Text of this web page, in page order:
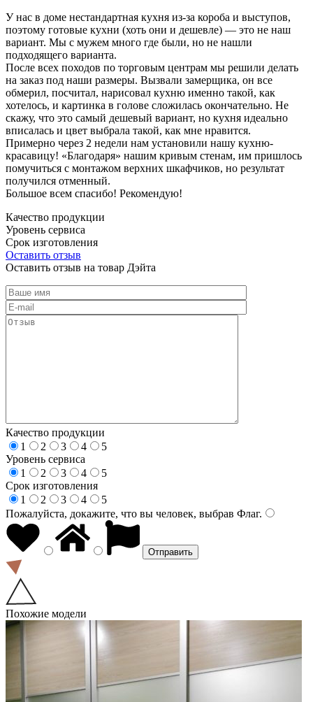
У нас в доме нестандартная кухня из-за короба и выступов,
поэтому готовые кухни (хоть они и дешевле) — это не наш
вариант. Мы с мужем много где были, но не нашли
подходящего варианта.
После всех походов по торговым центрам мы решили делать
на заказ под наши размеры. Вызвали замерщика, он все
обмерил, посчитал, нарисовал кухню именно такой, как
хотелось, и картинка в голове сложилась окончательно. Не
скажу, что это самый дешевый вариант, но кухня идеально
вписалась и цвет выбрала такой, как мне нравится.
Примерно через 2 недели нам установили нашу кухню-
красавицу! «Благодаря» нашим кривым стенам, им пришлось
помучиться с монтажом верхних шкафчиков, но результат
получился отменный.
Большое всем спасибо! Рекомендую!
Качество продукции
Уровень сервиса
Срок изготовления
Оставить отзыв
Оставить отзыв на товар Дэйта
Качество продукции
1
2 3 4
5
Уровень сервиса
1
2 3 4
5
Срок изготовления
1
2 3 4
5
Пожалуйста, докажите, что вы человек, выбрав Флаг.
Похожие модели